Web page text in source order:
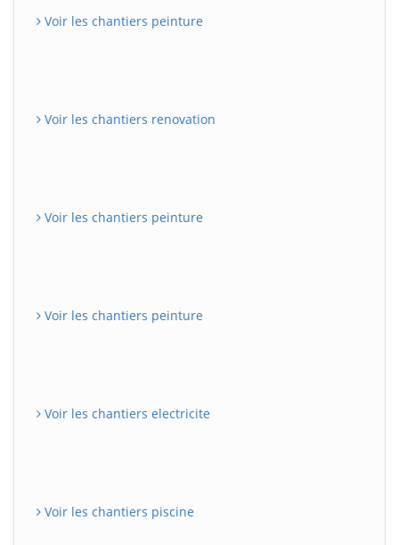
Voir les chantiers peinture
Voir les chantiers renovation
Voir les chantiers peinture
Voir les chantiers peinture
Voir les chantiers electricite
Voir les chantiers piscine